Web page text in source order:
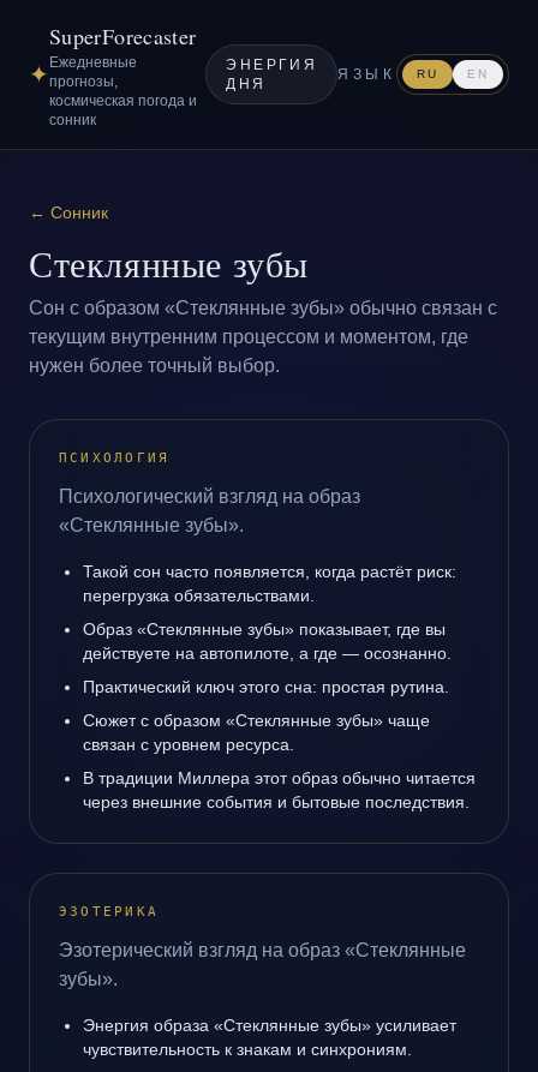
✦
SuperForecaster
Ежедневные
прогнозы,
космическая погода и
сонник
ЭНЕРГИЯ
ДНЯ
ЯЗЫК RU EN
← Сонник
Стеклянные зубы
Сон с образом «Стеклянные зубы» обычно связан с
текущим внутренним процессом и моментом, где
нужен более точный выбор.
ПСИХОЛОГИЯ
Психологический взгляд на образ
«Стеклянные зубы».
Такой сон часто появляется, когда растёт риск:
перегрузка обязательствами.
Образ «Стеклянные зубы» показывает, где вы
действуете на автопилоте, а где — осознанно.
Практический ключ этого сна: простая рутина.
Сюжет с образом «Стеклянные зубы» чаще
связан с уровнем ресурса.
В традиции Миллера этот образ обычно читается
через внешние события и бытовые последствия.
ЭЗОТЕРИКА
Эзотерический взгляд на образ «Стеклянные
зубы».
Энергия образа «Стеклянные зубы» усиливает
чувствительность к знакам и синхрониям.